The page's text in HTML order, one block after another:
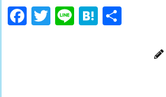
F
T
Li H